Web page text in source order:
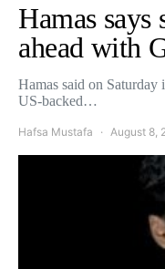
Hamas
ahead with
Hamas said on Saturday
US-backed…
Hafsa Mustafa August 8,